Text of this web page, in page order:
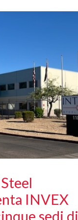
INVEX
sedi di